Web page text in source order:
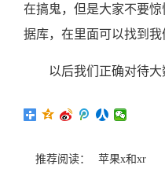
在搞鬼，但是大家不要
据库，在里面可以找到我
以后我们正确对待
推荐阅读： 苹果x和xr